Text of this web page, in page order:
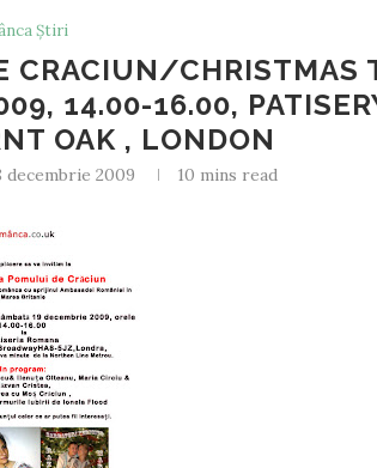
Știri
CRACIUN/CHRISTMAS
14.00-16.00,
OAK , LONDON
decembrie 2009 10 mins read